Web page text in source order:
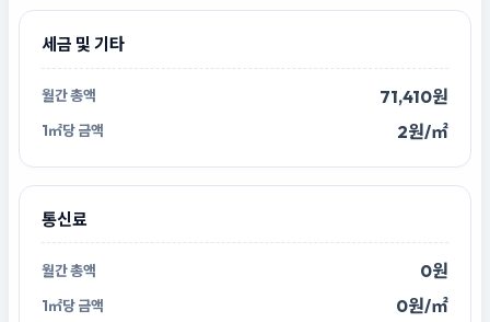
세금 및 기타
71,410원
2원/㎡
통신료
0원
0원/㎡